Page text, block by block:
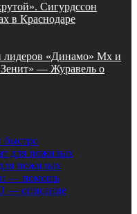
Сигурдссон
в Краснодаре
лидеров «Динамо» Мх и
— Журавель о
быстро
для пожилых
пожилых
— помощь
— описание